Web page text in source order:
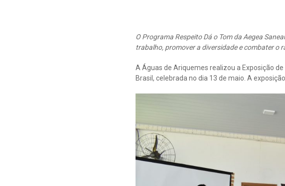
O Programa Respeito Dá o Tom da Aegea
trabalho, promover a diversidade e combater o
A Águas de Ariquemes realizou a Exposição
Brasil, celebrada no dia 13 de maio. A